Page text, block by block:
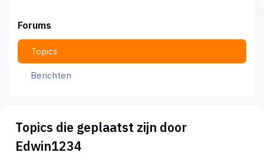
Forums
Topics
Berichten
Topics die geplaatst zijn door
Edwin1234